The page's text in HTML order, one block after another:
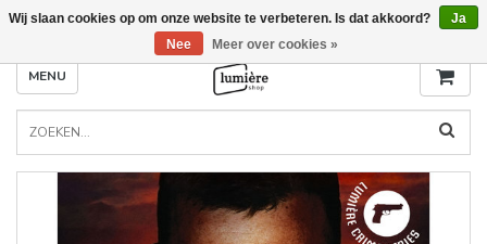
MENU
Wij slaan cookies op om onze website te verbeteren. Is dat akkoord?
Ja
Nee
Meer over cookies »